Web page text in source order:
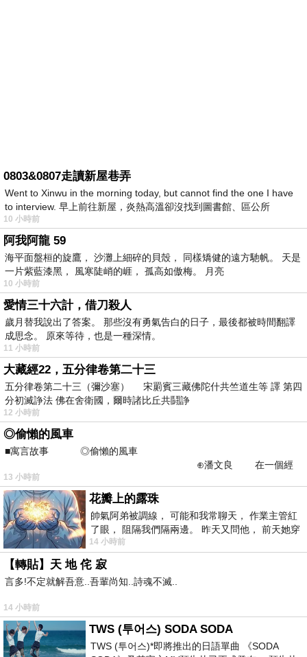
0803&0807走讀新屋巷弄
Went to Xinwu in the morning today, but cannot find the one I have
to interview. 早上前往新屋，炎熱高溫卻沒找到圖書館、區公所
10 小時前
阿我阿龍 59
海平面盤桓的旋鷹， 沙灘上細碎的貝殼， 同樣矯健的遠方馳帆。 天是
一片紫藍漆黑， 風寒陡峭的崕， 孤高如傲梅。 月亮
10 小時前
愛情三十六計，借刀殺人
歲月替我說出了答案。 那些沒有勇氣告白的日子，最後都被時間翻譯
成思念。 原來等待，也是一種深情。
11 小時前
大藏經22，五分律卷第二十三
五分律卷第二十三（彌沙塞） 宋罽賓三藏佛陀什共竺道生等 譯 第四
分初滅諍法 佛在舍衛國，爾時諸比丘共鬪諍
12 小時前
◎偷懶的風車
■寓言故事 ◎偷懶的風車
⊕潘文良 在一個經
常颳風的山丘上—&m
13 小時前
花瓣上的露珠
帥氣阿弟被調線， 可能和我常聊天， 作業主管紅
了眼， 阻隔我們隔兩邊。 昨天又問他， 前天她穿
什麼顏色衣服， 不經
14 小時前
【轉貼】天 地 侘 寂
言多!不定就解吾意..吾輩尚知..詩魂不滅..
14 小時前
TWS (투어스) SODA SODA
TWS (투어스)*即將推出的日語單曲 《SODA